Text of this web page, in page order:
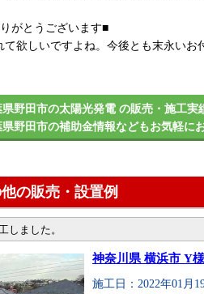
がとうございます■
欲しいですよね。今後とも末永いお
県野田市の太陽光発電 の販売・施工実
県野田市の補助金情報などもお気軽に
の販売・設置例
しました。
神奈川県 横浜市 Y様
施工日：2022年01月